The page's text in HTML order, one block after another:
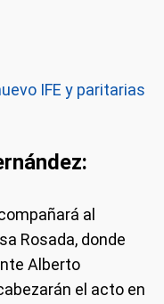
IFE y paritarias
al
Rosada, donde
Alberto
el acto en